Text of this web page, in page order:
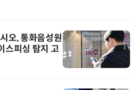
오, 통화음성원
스피싱 탐지 고